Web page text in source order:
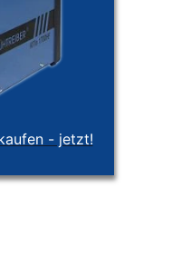
- jetzt!